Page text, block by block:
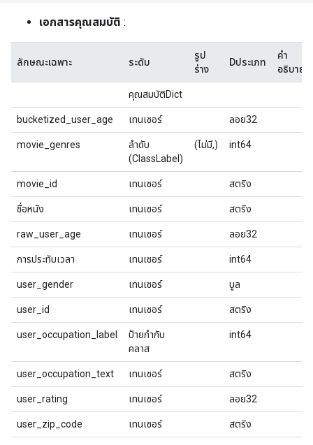
เอกสารคุณสมบัติ :
ลักษณะเฉพาะ ระดับ
รูป
ร่าง
Dประเภท
คำ
อธิบาย
คุณสมบัติDict
bucketized_user_age เทนเซอร์ ลอย32
movie_genres
ลำดับ
(ClassLabel)
(ไม่มี,) int64
movie_id เทนเซอร์ สตริง
ชื่อหนัง เทนเซอร์ สตริง
raw_user_age เทนเซอร์ ลอย32
การประทับเวลา เทนเซอร์ int64
user_gender เทนเซอร์ บูล
user_id เทนเซอร์ สตริง
user_occupation_label
ป้ายกำกับ
คลาส
int64
user_occupation_text เทนเซอร์ สตริง
user_rating เทนเซอร์ ลอย32
user_zip_code เทนเซอร์ สตริง